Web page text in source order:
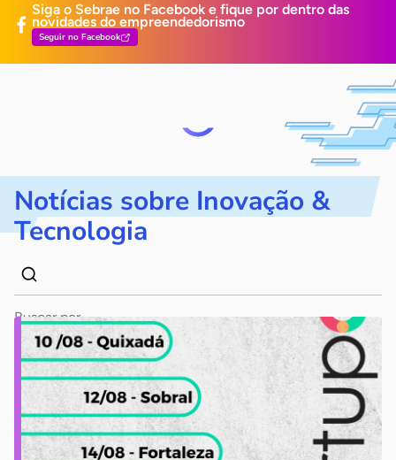
Siga o Sebrae no Facebook e fique por dentro das
novidades do empreendedorismo
Seguir no Facebook
Notícias sobre Inovação &
Tecnologia
para
busca
chave
Pesquisar